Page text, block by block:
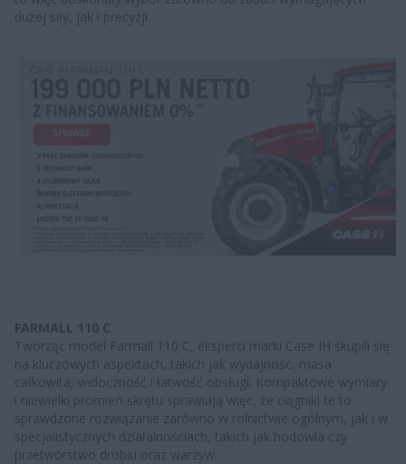
dużej siły, jak i precyzji.
FARMALL 110 C
Tworząc model Farmall 110 C, eksperci marki Case IH skupili się
na kluczowych aspektach, takich jak wydajność, masa
całkowita, widoczność i łatwość obsługi. Kompaktowe wymiary
i niewielki promień skrętu sprawiają więc, że ciągniki te to
sprawdzone rozwiązanie zarówno w rolnictwie ogólnym, jak i w
specjalistycznych działalnościach, takich jak hodowla czy
przetwórstwo drobiu oraz warzyw.